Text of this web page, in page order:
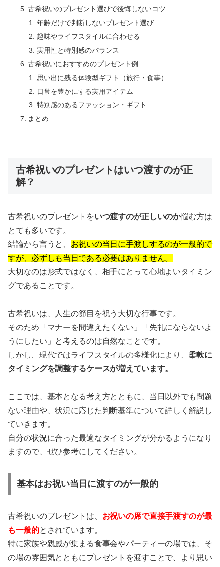
古希祝いのプレゼント選びで後悔しないコツ
年齢だけで判断しないプレゼント選び
趣味やライフスタイルに合わせる
実用性と特別感のバランス
古希祝いにおすすめのプレゼント例
思い出に残る体験型ギフト（旅行・食事）
日常を豊かにする実用アイテム
特別感のあるファッション・ギフト
まとめ
古希祝いのプレゼントはいつ渡すのが正
解？
古希祝いのプレゼントをいつ渡すのが正しいのか悩む方は
とても多いです。
結論から言うと、 お祝いの当日に手渡しするのが一般的で
すが、必ずしも当日である必要はありません。
大切なのは形式ではなく、相手にとって心地よいタイミン
グであることです。
古希祝いは、人生の節目を祝う大切な行事です。
そのため「マナーを間違えたくない」「失礼にならないよ
うにしたい」と考えるのは自然なことです。
しかし、現代ではライフスタイルの多様化により、 柔軟に
タイミングを調整するケースが増えています。
ここでは、基本となる考え方とともに、当日以外でも問題
ない理由や、状況に応じた判断基準について詳しく解説し
ていきます。
自分の状況に合った最適なタイミングが分かるようになり
ますので、ぜひ参考にしてください。
基本はお祝い当日に渡すのが一般的
古希祝いのプレゼントは、 お祝いの席で直接手渡すのが最
も一般的とされています。
特に家族や親戚が集まる食事会やパーティーの場では、そ
の場の雰囲気とともにプレゼントを渡すことで、より思い